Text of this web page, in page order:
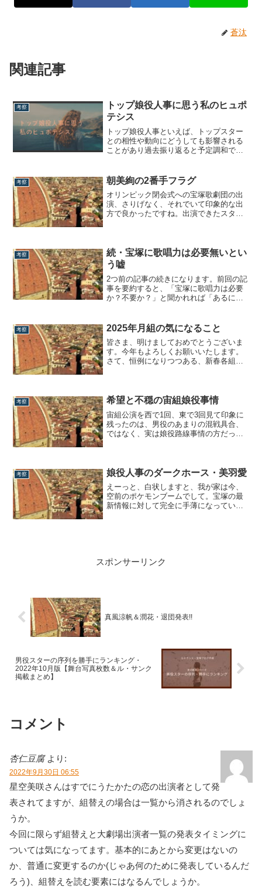
蒼汰
関連記事
考察
トップ娘役人事に思う私のヒュポ
テシス
トップ娘役人事といえば、トップスター
との相性や動向にどうしても影響される
ことがあり過去振り返ると予定調和でい
てよく「トップ娘役が低年齢化してい
る!!」とか「もっと修行させるべきだ!!」
的な意見をよく聞きますが…そ う で す
か...
考察 朝美絢の2番手フラグ
オリンピック閉会式への宝塚歌劇団の出
演、さりげなく、それでいて印象的な出
方で良かったですね。出演できたスター
となった朝美絢。その行方がギリギリま
で心配されていたようですが...
考察
続・宝塚に歌唱力は必要無いとい
う嘘
2つ前の記事の続きになります。前回の記
事を要約すると、「宝塚に歌唱力は必要
か？不要か？」と聞かれれば「あるにこ
は「男役芸を魅せる」ショービジネスで
あり、歌唱力は「ダンス」「芝居」
「顔」「スタイル」「所作」「声」など
を含め、それを...
考察 2025年月組の気になること
皆さま、明けましておめでとうございま
す。今年もよろしくお願いいたします。
さて、恒例になりつつある、新春各組考
約すると、・月組は鳳月杏＆天紫珠李で
決まりではないか？（暁千星の落下傘説
と彩みちるの...
考察 希望と不穏の宙組娘役事情
宙組公演を西で1回、東で3回見て印象に
残ったのは、男役のあまりの混戦具合、
ではなく、実は娘役路線事情の方だった
男の娘偏重主義だったり、雪組が長く娘
役不毛の地であったり（結局潤花も長期
ならず...
考察 娘役人事のダークホース・美羽愛
えーっと、白状しますと、我が家は今、
空前のポケモンブームでして。宝塚の最
新情報に対して完全に手薄になっていた
美羽愛の方...
スポンサーリンク
真風涼帆＆潤花・退団発表!!
男役スターの序列を勝手にランキング・
2022年10月版【舞台写真枚数＆ル・サンク
掲載まとめ】
コメント
杏仁豆腐 より:
2022年9月30日 06:55
星空美咲さんはすでにうたかたの恋の出演者として発
表されてますが、組替えの場合は一覧から消されるのでしょ
うか。
今回に限らず組替えと大劇場出演者一覧の発表タイミングに
ついては気になってます。基本的にあとから変更はないの
か、普通に変更するのか(じゃあ何のために発表しているんだ
ろう)、組替えを読む要素にはなるんでしょうか。